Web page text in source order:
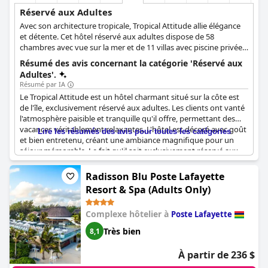
Réservé aux Adultes
Avec son architecture tropicale, Tropical Attitude allie élégance
et détente. Cet hôtel réservé aux adultes dispose de 58
chambres avec vue sur la mer et de 11 villas avec piscine privée,
chacune pour vous et votre proche.
Résumé des avis concernant la catégorie 'Réservé aux
Adultes'.
Résumé par IA
Le Tropical Attitude est un hôtel charmant situé sur la côte est
de l'île, exclusivement réservé aux adultes. Les clients ont vanté
l'atmosphère paisible et tranquille qu'il offre, permettant des
vacances véritablement relaxantes. L'hôtel est décoré avec goût
et bien entretenu, créant une ambiance magnifique pour un
séjour mémorable. Le fait qu'il soit exclusivement réservé aux
adultes est un atout majeur pour les couples qui recherchent
des moments de qualité ensemble sans les perturbations des
enfants. Les clients ont également apprécié la navette en bateau
incluse vers l'île voisine, ce qui a contribué à l'expérience globale.
Malgré le temps qui a gâché l'ambiance, le séjour au Tropical
Attitude (réservé aux adultes) a été inoubliable.
Lire les résumés des avis pour toutes les catégories
Radisson Blu Poste Lafayette
Resort & Spa (Adults Only)
Complexe hôtelier à Poste Lafayette
8,1 Très bien
À partir de 236 $